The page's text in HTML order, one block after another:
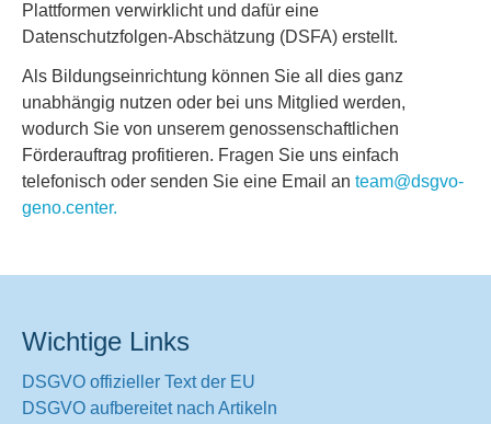
Plattformen verwirklicht und dafür eine
Datenschutzfolgen-Abschätzung (DSFA) erstellt.
Als Bildungseinrichtung können Sie all dies ganz
unabhängig nutzen oder bei uns Mitglied werden,
wodurch Sie von unserem genossenschaftlichen
Förderauftrag profitieren. Fragen Sie uns einfach
telefonisch oder senden Sie eine Email an team@dsgvo-
geno.center.
Wichtige Links
DSGVO offizieller Text der EU
DSGVO aufbereitet nach Artikeln